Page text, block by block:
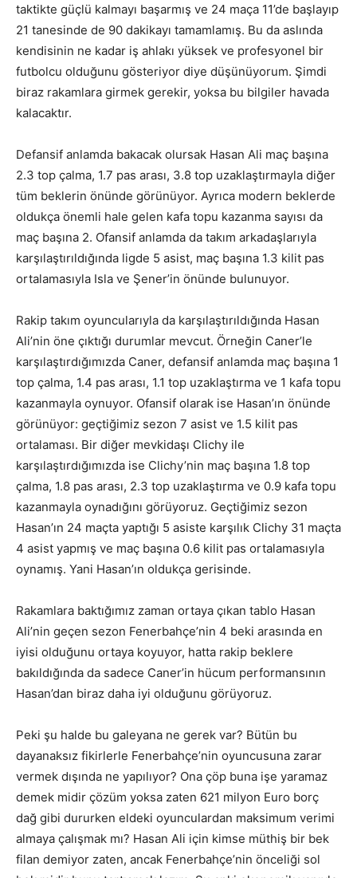
taktikte güçlü kalmayı başarmış ve 24 maça 11’de başlayıp
21 tanesinde de 90 dakikayı tamamlamış. Bu da aslında
kendisinin ne kadar iş ahlakı yüksek ve profesyonel bir
futbolcu olduğunu gösteriyor diye düşünüyorum. Şimdi
biraz rakamlara girmek gerekir, yoksa bu bilgiler havada
kalacaktır.
Defansif anlamda bakacak olursak Hasan Ali maç başına
2.3 top çalma, 1.7 pas arası, 3.8 top uzaklaştırmayla diğer
tüm beklerin önünde görünüyor. Ayrıca modern beklerde
oldukça önemli hale gelen kafa topu kazanma sayısı da
maç başına 2. Ofansif anlamda da takım arkadaşlarıyla
karşılaştırıldığında ligde 5 asist, maç başına 1.3 kilit pas
ortalamasıyla Isla ve Şener’in önünde bulunuyor.
Rakip takım oyuncularıyla da karşılaştırıldığında Hasan
Ali’nin öne çıktığı durumlar mevcut. Örneğin Caner’le
karşılaştırdığımızda Caner, defansif anlamda maç başına 1
top çalma, 1.4 pas arası, 1.1 top uzaklaştırma ve 1 kafa topu
kazanmayla oynuyor. Ofansif olarak ise Hasan’ın önünde
görünüyor: geçtiğimiz sezon 7 asist ve 1.5 kilit pas
ortalaması. Bir diğer mevkidaşı Clichy ile
karşılaştırdığımızda ise Clichy’nin maç başına 1.8 top
çalma, 1.8 pas arası, 2.3 top uzaklaştırma ve 0.9 kafa topu
kazanmayla oynadığını görüyoruz. Geçtiğimiz sezon
Hasan’ın 24 maçta yaptığı 5 asiste karşılık Clichy 31 maçta
4 asist yapmış ve maç başına 0.6 kilit pas ortalamasıyla
oynamış. Yani Hasan’ın oldukça gerisinde.
Rakamlara baktığımız zaman ortaya çıkan tablo Hasan
Ali’nin geçen sezon Fenerbahçe’nin 4 beki arasında en
iyisi olduğunu ortaya koyuyor, hatta rakip beklere
bakıldığında da sadece Caner’in hücum performansının
Hasan’dan biraz daha iyi olduğunu görüyoruz.
Peki şu halde bu galeyana ne gerek var? Bütün bu
dayanaksız fikirlerle Fenerbahçe’nin oyuncusuna zarar
vermek dışında ne yapılıyor? Ona çöp buna işe yaramaz
demek midir çözüm yoksa zaten 621 milyon Euro borç
dağ gibi dururken eldeki oyunculardan maksimum verimi
almaya çalışmak mı? Hasan Ali için kimse müthiş bir bek
filan demiyor zaten, ancak Fenerbahçe’nin önceliği sol